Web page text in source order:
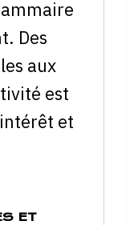
Des
aux
est
et
ET